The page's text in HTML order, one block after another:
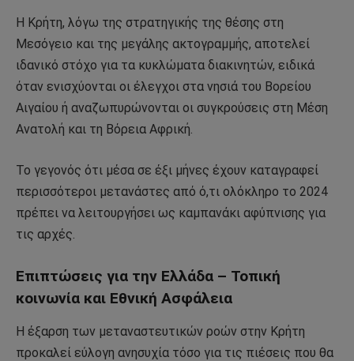
Η Κρήτη, λόγω της στρατηγικής της θέσης στη
Μεσόγειο και της μεγάλης ακτογραμμής, αποτελεί
ιδανικό στόχο για τα κυκλώματα διακινητών, ειδικά
όταν ενισχύονται οι έλεγχοι στα νησιά του Βορείου
Αιγαίου ή αναζωπυρώνονται οι συγκρούσεις στη Μέση
Ανατολή και τη Βόρεια Αφρική.
Το γεγονός ότι μέσα σε έξι μήνες έχουν καταγραφεί
περισσότεροι μετανάστες από ό,τι ολόκληρο το 2024
πρέπει να λειτουργήσει ως καμπανάκι αφύπνισης για
τις αρχές.
Επιπτώσεις για την Ελλάδα – Τοπική
κοινωνία και Εθνική Ασφάλεια
Η έξαρση των μεταναστευτικών ροών στην Κρήτη
προκαλεί εύλογη ανησυχία τόσο για τις πιέσεις που θα